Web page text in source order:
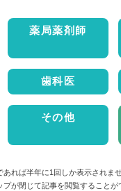
薬局薬剤師
歯科医
その他
れば半年に1回しか表示されませ
が閉じて記事を閲覧することが